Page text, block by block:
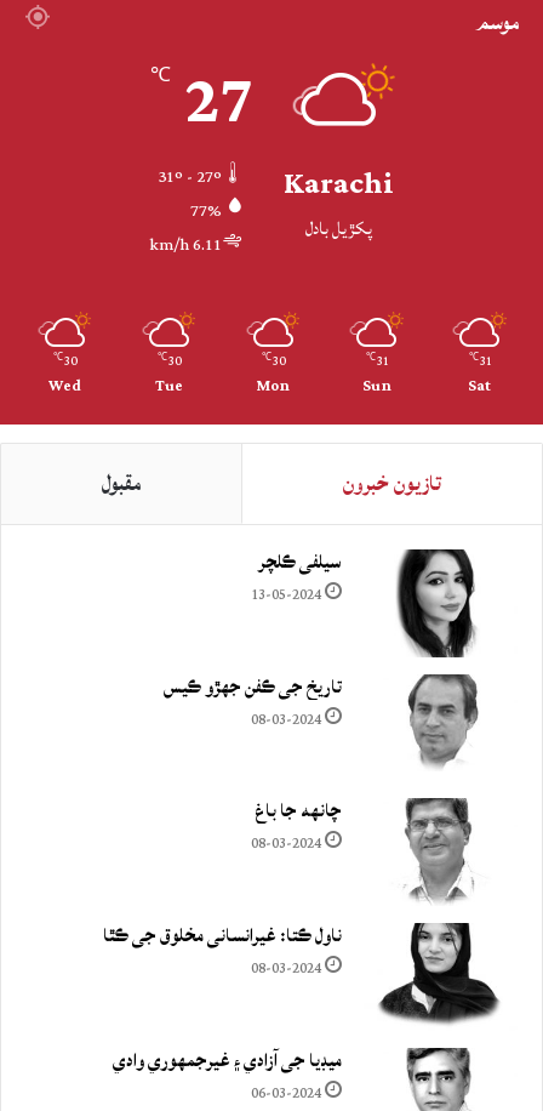
موسم
Karachi
پکڙيل بادل
27
℃
77%
6.11 km/h
31
℃
Sat
31
℃
Sun
30
℃
Mon
30
℃
Tue
30
℃
Wed
تازيون خبرون مقبول
سيلفي ڪلچر
13-05-2024
تاريخ جي ڪفن جھڙو ڪيس
08-03-2024
چانهه جا باغ
08-03-2024
ناول ڪتا: غيرانساني مخلوق جي ڪٿا
08-03-2024
ميڊيا جي آزادي ۽ غيرجمھوري وادي
06-03-2024